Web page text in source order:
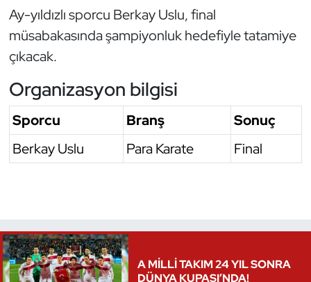
Ay-yıldızlı sporcu Berkay Uslu, final
müsabakasında şampiyonluk hedefiyle tatamiye
çıkacak.
Organizasyon bilgisi
Sporcu Branş
Sonuç
Berkay Uslu
Para Karate Final
A MİLLİ TAKIM 24 YIL SONRA
DÜNYA KUPASI’NDA!
Özel Sporcular
Paralimpik
Ragbi
Satranç
Su Topu
Tekvando
Tenis